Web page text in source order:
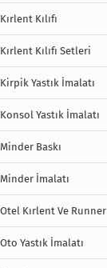
Kırlent Kılıfı
Kırlent Kılıfı Setleri
Kirpik Yastık İmalatı
Konsol Yastık İmalatı
Minder Baskı
Minder İmalatı
Otel Kırlent Ve Runner
Oto Yastık İmalatı